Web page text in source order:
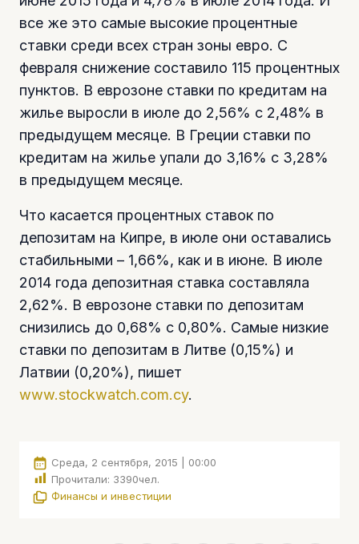
все же это самые высокие процентные
ставки среди всех стран зоны евро. С
февраля снижение составило 115 процентных
пунктов. В еврозоне ставки по кредитам на
жилье выросли в июле до 2,56% с 2,48% в
предыдущем месяце. В Греции ставки по
кредитам на жилье упали до 3,16% с 3,28%
в предыдущем месяце.
Что касается процентных ставок по
депозитам на Кипре, в июле они оставались
стабильными – 1,66%, как и в июне. В июле
2014 года депозитная ставка составляла
2,62%. В еврозоне ставки по депозитам
снизились до 0,68% с 0,80%. Самые низкие
ставки по депозитам в Литве (0,15%) и
Латвии (0,20%), пишет
www.stockwatch.com.cy.
Среда, 2 сентября, 2015 | 00:00
Прочитали: 3390чел.
Финансы и инвестиции